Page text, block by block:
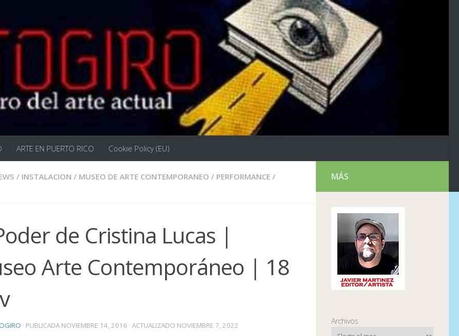
ARTE EN PUERTO RICO Cookie Policy (EU)
/ INSTALACION / MUSEO DE ARTE CONTEMPORANEO / PERFORMANCE /
de Cristina Lucas |
Arte Contemporáneo | 18
· PUBLICADA NOVIEMBRE 14, 2016 · ACTUALIZADO NOVIEMBRE 7, 2022
MÁS
Archivos